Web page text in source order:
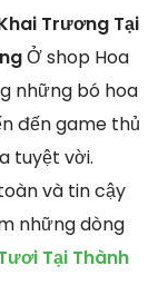
Trương Tại
Ở shop Hoa
những bó hoa
đến game thủ
tuyệt vời.
và tin cậy
những dòng
Tại Thành